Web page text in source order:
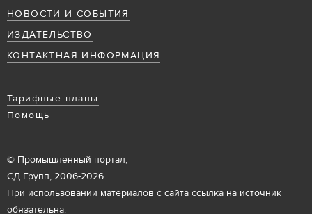
НОВОСТИ И СОБЫТИЯ
ИЗДАТЕЛЬСТВО
КОНТАКТНАЯ ИНФОРМАЦИЯ
Тарифные планы
Помощь
© Промышленный портал,
СД Групп, 2006-2026.
При использовании материалов с сайта ссылка на источник
обязательна.